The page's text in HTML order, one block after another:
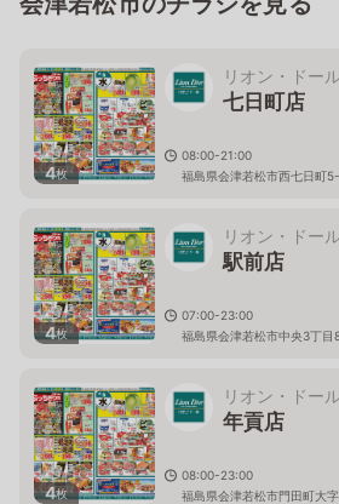
4枚
リオン・ドー
七日町店
08:00-21:00
福島県会津若松市西七日町
4枚
リオン・ドー
駅前店
07:00-23:00
福島県会津若松市中央3丁
4枚
リオン・ドー
年貢店
08:00-23:00
福島県会津若松市門田町大